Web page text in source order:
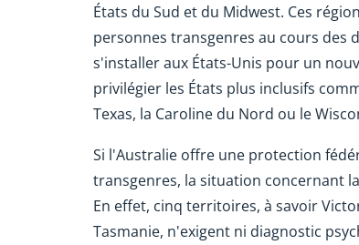
États du Sud et du Midwest. Ces
personnes transgenres au cours des
s'installer aux États-Unis pour un
privilégier les États plus inclusifs
Texas, la Caroline du Nord ou le
Si l'Australie offre une protection
transgenres, la situation concernant
En effet, cinq territoires, à savoir
Tasmanie, n'exigent ni diagnostic